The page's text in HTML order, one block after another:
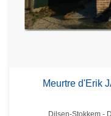
Meurtre d'Erik
Lieux
Dilsen-Stokkem -